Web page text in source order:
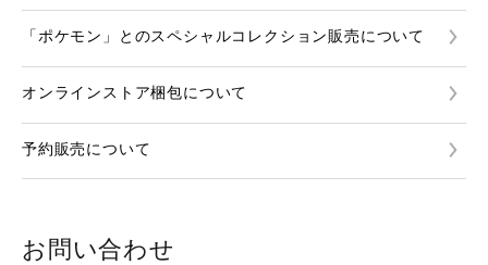
「ポケモン」とのスペシャルコレクション販売について
オンラインストア梱包について
予約販売について
お問い合わせ